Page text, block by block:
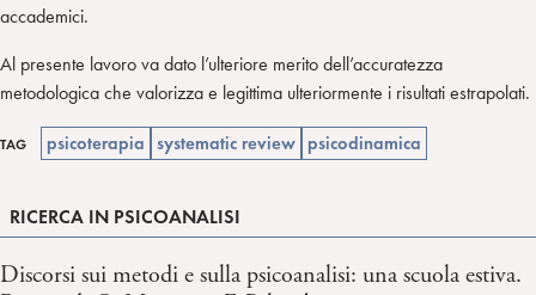
accademici.
Al presente lavoro va dato l’ulteriore merito dell’accuratezza
metodologica che valorizza e legittima ulteriormente i risultati estrapolati.
TAG psicoterapia systematic review psicodinamica
RICERCA IN PSICOANALISI
Discorsi sui metodi e sulla psicoanalisi: una scuola estiva.